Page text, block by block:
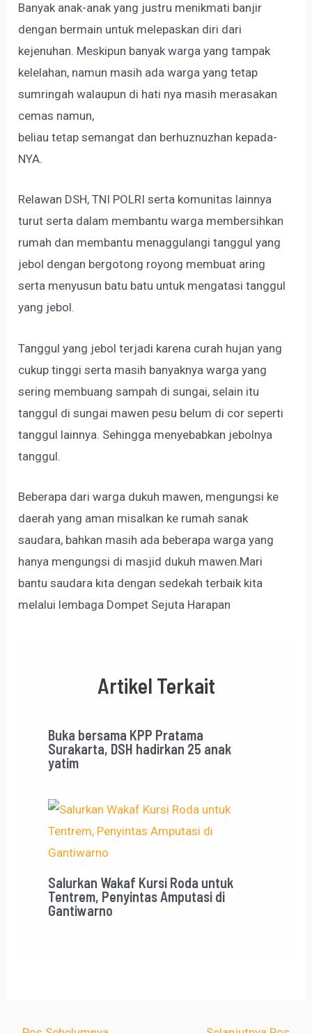
Banyak anak-anak yang justru menikmati banjir
dengan bermain untuk melepaskan diri dari
kejenuhan. Meskipun banyak warga yang tampak
kelelahan, namun masih ada warga yang tetap
sumringah walaupun di hati nya masih merasakan
cemas namun,
beliau tetap semangat dan berhuznuzhan kepada-
NYA.
Relawan DSH, TNI POLRI serta komunitas lainnya
turut serta dalam membantu warga membersihkan
rumah dan membantu menaggulangi tanggul yang
jebol dengan bergotong royong membuat aring
serta menyusun batu batu untuk mengatasi tanggul
yang jebol.
Tanggul yang jebol terjadi karena curah hujan yang
cukup tinggi serta masih banyaknya warga yang
sering membuang sampah di sungai, selain itu
tanggul di sungai mawen pesu belum di cor seperti
tanggul lainnya. Sehingga menyebabkan jebolnya
tanggul.
Beberapa dari warga dukuh mawen, mengungsi ke
daerah yang aman misalkan ke rumah sanak
saudara, bahkan masih ada beberapa warga yang
hanya mengungsi di masjid dukuh mawen.Mari
bantu saudara kita dengan sedekah terbaik kita
melalui lembaga Dompet Sejuta Harapan
Artikel Terkait
Buka bersama KPP Pratama
Surakarta, DSH hadirkan 25 anak
yatim
Salurkan Wakaf Kursi Roda untuk
Tentrem, Penyintas Amputasi di
Gantiwarno